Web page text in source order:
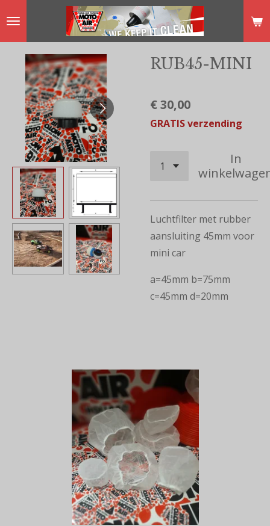
hoofdinhoud
RUB45-MINI
€ 30,00
GRATIS verzending
In
Luchtfilter met rubber
aansluiting 45mm voor
mini car
a=45mm b=75mm
c=45mm d=20mm